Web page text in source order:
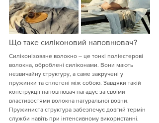
Що таке силіконовий наповнювач?
Силіконізоване волокно – це тонкі поліестерові
волокна, оброблені силіконами. Вони мають
незвичайну структуру, а саме закручені у
пружинки та сплетені між собою. Завдяки такій
конструкції наповнювач нагадує за своїми
властивостями волокна натуральної вовни.
Пружиниста структура забезпечує довгий термін
служби навіть при інтенсивному використанні.